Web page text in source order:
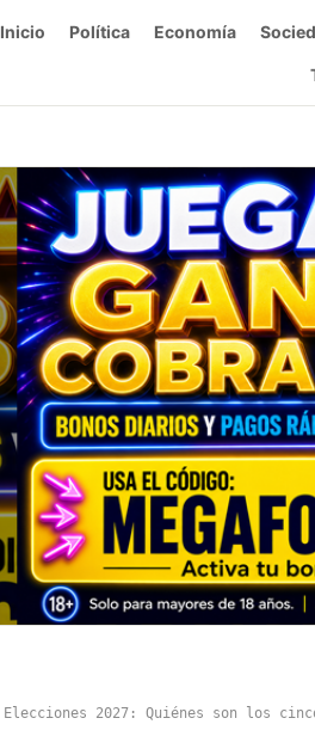
Inicio Política Economía
Elecciones 2027: Quiénes son los